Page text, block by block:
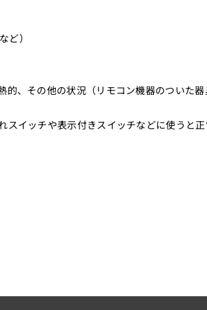
ど）
、その他の状況（リモコン機器のついた器
イッチや表示付きスイッチなどに使うと正